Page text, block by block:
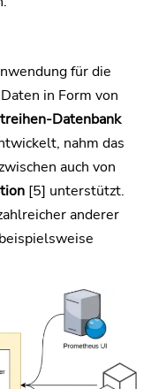
für die
in Form von
Datenbank
nahm das
auch von
[5] unterstützt.
anderer